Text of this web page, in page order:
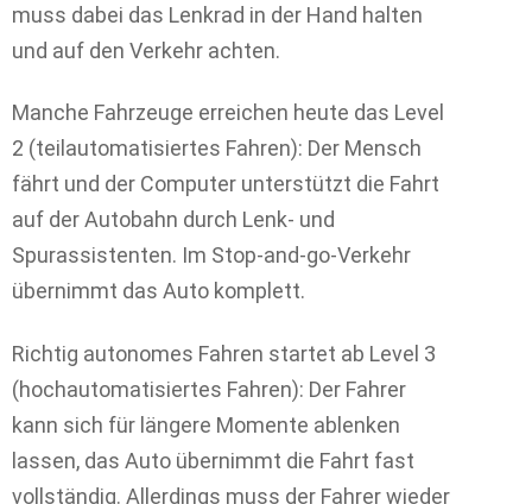
muss dabei das Lenkrad in der Hand halten
und auf den Verkehr achten.
Manche Fahrzeuge erreichen heute das Level
2 (teilautomatisiertes Fahren): Der Mensch
fährt und der Computer unterstützt die Fahrt
auf der Autobahn durch Lenk- und
Spurassistenten. Im Stop-and-go-Verkehr
übernimmt das Auto komplett.
Richtig autonomes Fahren startet ab Level 3
(hochautomatisiertes Fahren): Der Fahrer
kann sich für längere Momente ablenken
lassen, das Auto übernimmt die Fahrt fast
vollständig. Allerdings muss der Fahrer wieder